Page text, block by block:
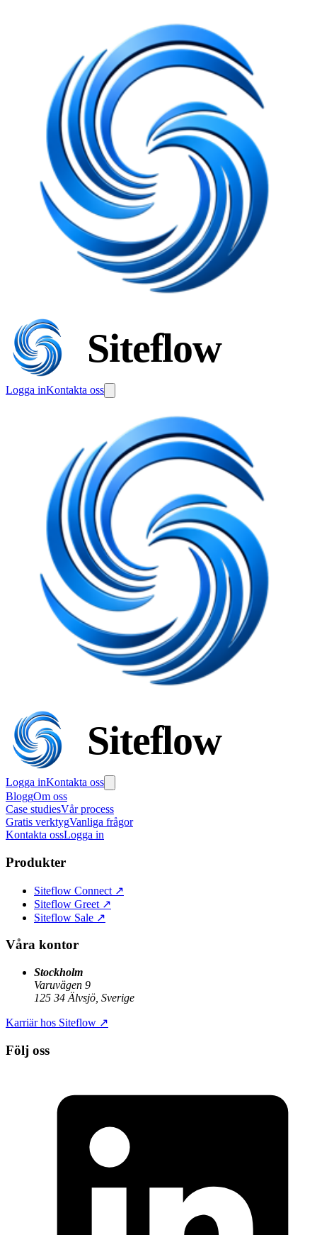
Siteflow
Logga inKontakta oss
Siteflow
Logga inKontakta oss
BloggOm oss
Case studiesVår process
Gratis verktygVanliga frågor
Kontakta ossLogga in
Produkter
Siteflow Connect ↗
Siteflow Greet ↗
Siteflow Sale ↗
Våra kontor
Stockholm
Varuvägen 9
125 34 Älvsjö, Sverige
Karriär hos Siteflow ↗
Följ oss